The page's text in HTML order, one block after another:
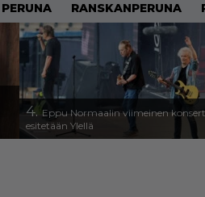
PERUNA RANSKANPERUNA
4. Eppu Normaalin viimeinen
esitetään Ylellä